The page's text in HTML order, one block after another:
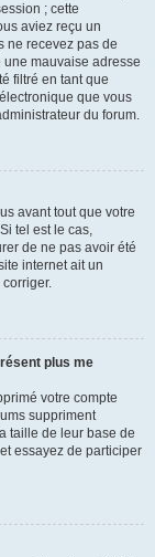
; cette
aviez reçu un
ne recevez pas de
mauvaise adresse
filtré en tant que
que vous
du forum.
avant tout que votre
tel est le cas,
de ne pas avoir été
internet ait un
plus me
votre compte
suppriment
taille de leur base de
essayez de participer